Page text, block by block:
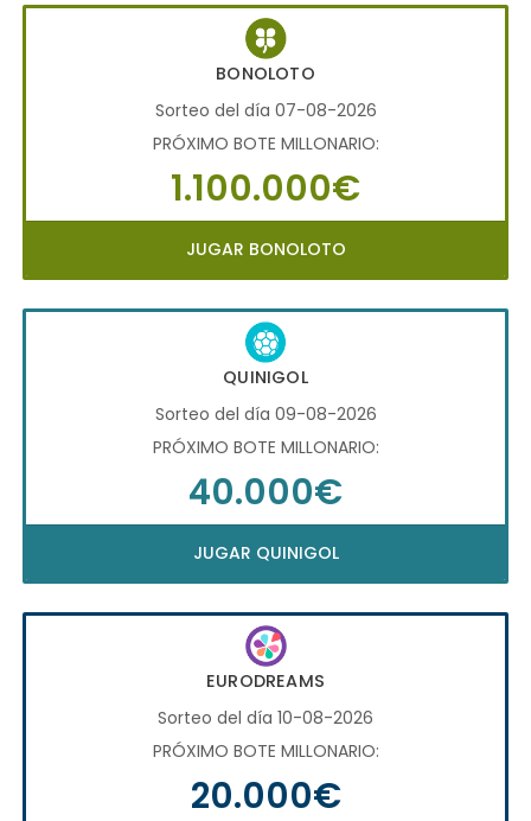
BONOLOTO
Sorteo del día 07-08-2026
PRÓXIMO BOTE MILLONARIO:
1.100.000€
JUGAR BONOLOTO
QUINIGOL
Sorteo del día 09-08-2026
PRÓXIMO BOTE MILLONARIO:
40.000€
JUGAR QUINIGOL
EURODREAMS
Sorteo del día 10-08-2026
PRÓXIMO BOTE MILLONARIO:
20.000€